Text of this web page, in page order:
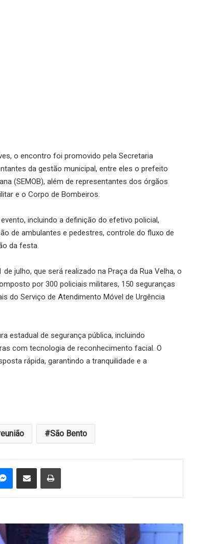
o encontro foi promovido pela Secretaria
da gestão municipal, entre eles o prefeito
(SEMOB), além de representantes dos órgãos
e o Corpo de Bombeiros.
incluindo a definição do efetivo policial,
de ambulantes e pedestres, controle do fluxo de
da festa.
julho, que será realizado na Praça da Rua Velha, o
por 300 policiais militares, 150 seguranças
do Serviço de Atendimento Móvel de Urgência
estadual de segurança pública, incluindo
com tecnologia de reconhecimento facial. O
rápida, garantindo a tranquilidade e a
São Bento
Messenger
Compartilhar via e-mail Imprimir